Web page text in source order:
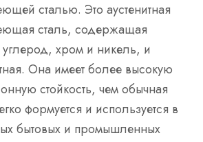
сталью. Это аустенитная
сталь, содержащая
хром и никель, и
Она имеет более высокую
стойкость, чем обычная
формуется и используется в
бытовых и промышленных